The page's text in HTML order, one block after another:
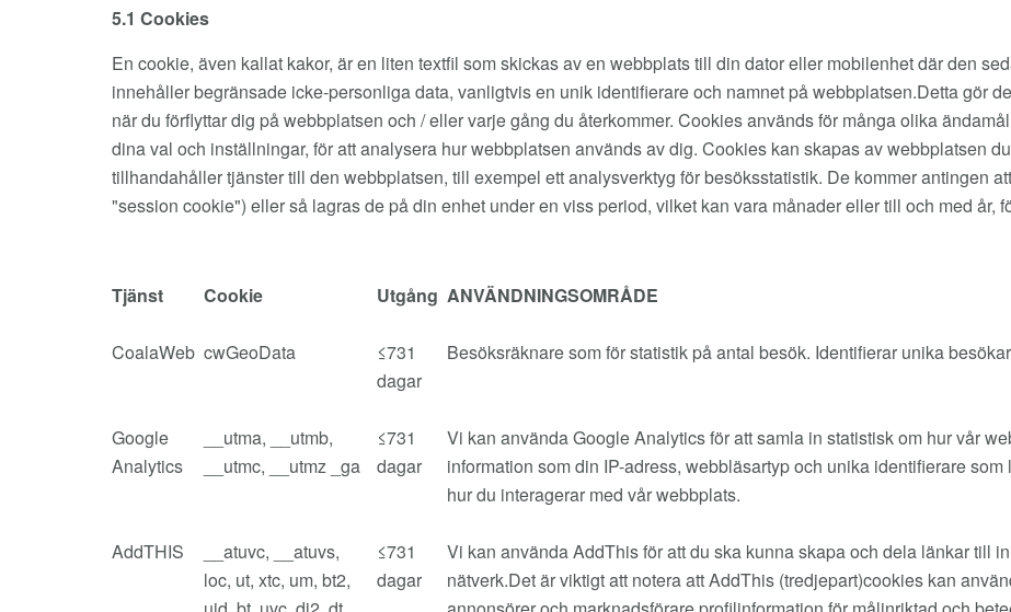
5.1 Cookies
En cookie, även kallat kakor, är en liten textfil som skickas av en webbplats till din dator eller mobilenhet där den
innehåller begränsade icke-personliga data, vanligtvis en unik identifierare och namnet på webbplatsen.Detta gör
när du förflyttar dig på webbplatsen och / eller varje gång du återkommer. Cookies används för många olika
dina val och inställningar, för att analysera hur webbplatsen används av dig. Cookies kan skapas av webbplatsen
tillhandahåller tjänster till den webbplatsen, till exempel ett analysverktyg för besöksstatistik. De kommer antingen
"session cookie") eller så lagras de på din enhet under en viss period, vilket kan vara månader eller till och med år,
Tjänst Cookie Utgång ANVÄNDNINGSOMRÅDE
CoalaWeb cwGeoData
≤731
dagar
Besöksräknare som för statistik på antal besök. Identifierar unika
Google
Analytics
__utma, __utmb,
__utmc, __utmz _ga
≤731
dagar
Vi kan använda Google Analytics för att samla in statistisk om hur vår
information som din IP-adress, webbläsartyp och unika identifierare
hur du interagerar med vår webbplats.
AddTHIS
__atuvc, __atuvs,
loc, ut, xtc, um, bt2,
≤731
dagar
Vi kan använda AddThis för att du ska kunna skapa och dela länkar till
nätverk.Det är viktigt att notera att AddThis (tredjepart)cookies kan